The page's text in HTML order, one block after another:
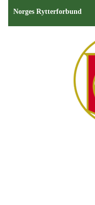
Norges Rytterforbund